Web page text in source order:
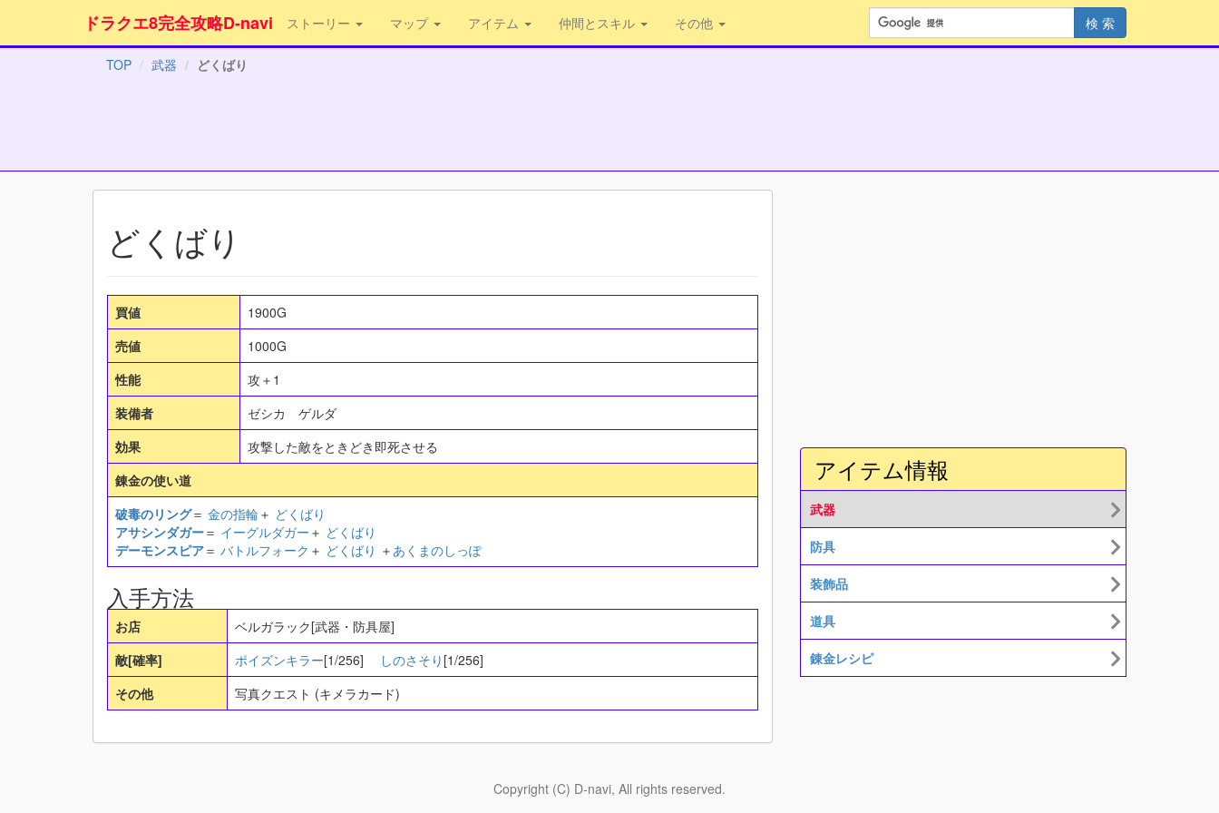
ドラクエ8完全攻略D-navi ストーリー マップ アイテム 仲間とスキル その他
TOP 武器 どくばり
どくばり
買値
1900G
売値
1000G
性能
攻＋1
装備者
ゼシカ ゲルダ
効果
攻撃した敵をときどき即死させる
錬金の使い道
破毒のリング＝ 金の指輪 ＋ どくばり
アサシンダガー＝ イーグルダガー ＋ どくばり
デーモンスピア＝ バトルフォーク ＋ どくばり ＋あくまのしっぽ
入手方法
お店
ベルガラック[武器・防具屋]
敵[確率]
ポイズンキラー[1/256] しのさそり [1/256]
その他
写真クエスト (キメラカード)
アイテム情報
武器
防具
装飾品
道具
錬金レシピ
Copyright (C) D-navi, All rights reserved.